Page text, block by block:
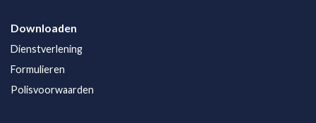
Downloaden
Dienstverlening
Formulieren
Polisvoorwaarden